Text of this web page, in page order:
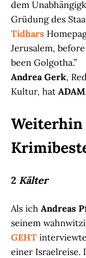
dem
Grüdung des
Tidhars
Jerusalem,
been Golgotha.”
Andrea Gerk,
Kultur, hat
Weiterhin
2 Kälter
Als ichAndreas
seinem
GEHT
einer Israelreise.